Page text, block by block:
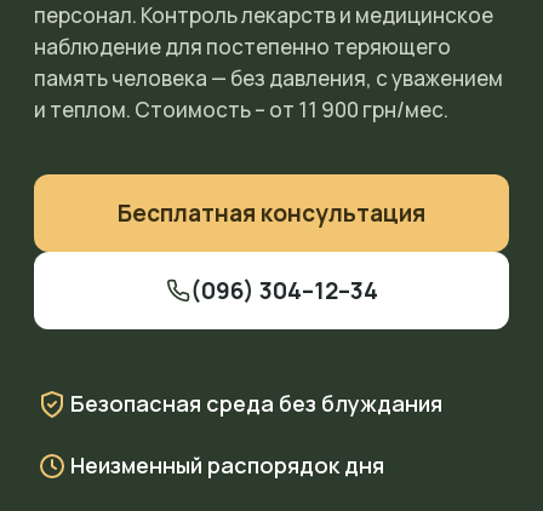
персонал. Контроль лекарств и медицинское
наблюдение для постепенно теряющего
память человека — без давления, с уважением
и теплом. Стоимость – от 11 900 грн/мес.
Бесплатная консультация
(096) 304–12–34
Безопасная среда без блуждания
Неизменный распорядок дня